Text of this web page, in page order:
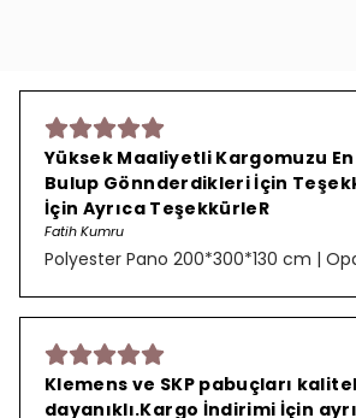
Yüksek Maaliyetli Kargomuzu
Bulup Gönnderdikleri İçin
İçin Ayrıca TeşekkürleR
Fatih Kumru
Polyester Pano 200*300*130 cm |
Klemens ve SKP pabuçları
dayanıklı.Kargo İndirimi İçin